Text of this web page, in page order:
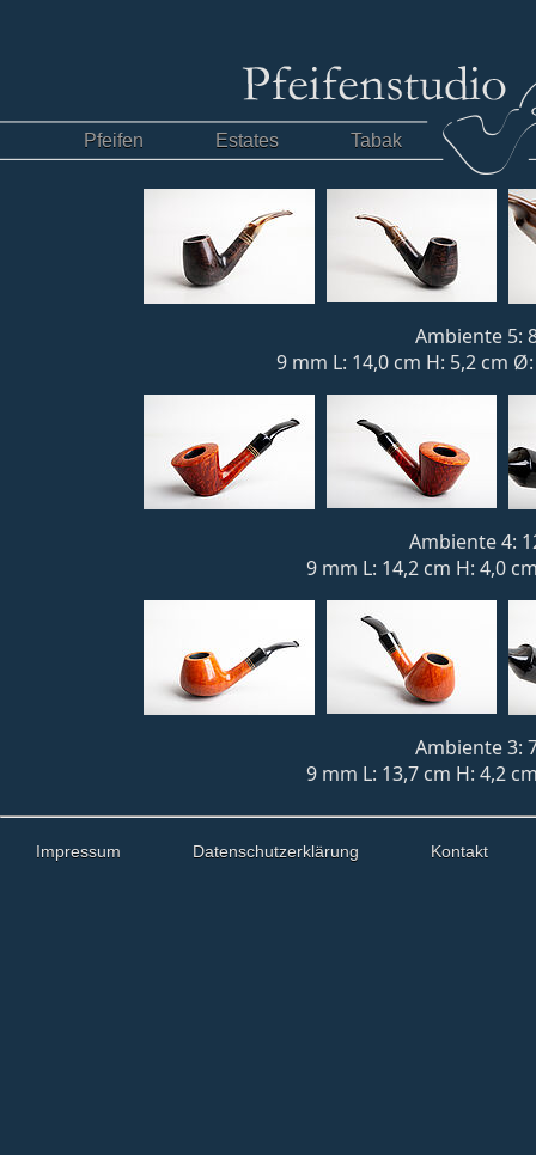
Pfeifen Estates Tabak
Ambiente 5:
9 mm L: 14,0 cm H: 5,2 cm
Ambiente 4:
9 mm L: 14,2 cm H: 4,0
Ambiente 3:
9 mm L: 13,7 cm H: 4,2
Impressum Datenschutzerklärung Kontakt